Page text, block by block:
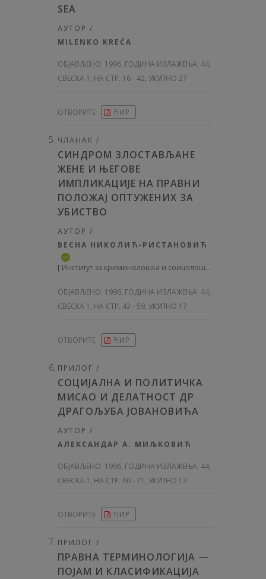
SEA
АУТОР /
MILENKO KREĆA
ОБЈАВЉЕНО: 1996, ГОДИНА ИЗЛАЖЕЊА: 44,
СВЕСКА 1, НА СТР. 16 - 42, УКУПНО 27
ОТВОРИТЕ ЋИР
ЧЛАНАК /
СИНДРОМ ЗЛОСТАВЉАНЕ
ЖЕНЕ И ЊЕГОВЕ
ИМПЛИКАЦИЈЕ НА ПРАВНИ
ПОЛОЖАЈ ОПТУЖЕНИХ ЗА
УБИСТВО
АУТОР /
ВЕСНА НИКОЛИЋ-РИСТАНОВИЋ
iD
[ Институт за криминолошка и соицолошка истраживања
ОБЈАВЉЕНО: 1996, ГОДИНА ИЗЛАЖЕЊА: 44,
СВЕСКА 1, НА СТР. 43 - 59, УКУПНО 17
ОТВОРИТЕ ЋИР
ПРИЛОГ /
СОЦИЈАЛНА И ПОЛИТИЧКА
МИСАО И ДЕЛАТНОСТ ДР
ДРАГОЉУБА ЈОВАНОВИЋА
АУТОР /
АЛЕКСАНДАР А. МИЉКОВИЋ
ОБЈАВЉЕНО: 1996, ГОДИНА ИЗЛАЖЕЊА: 44,
СВЕСКА 1, НА СТР. 60 - 71, УКУПНО 12
ОТВОРИТЕ ЋИР
ПРИЛОГ /
ПРАВНА ТЕРМИНОЛОГИЈА —
ПОЈАМ И КЛАСИФИКАЦИЈА